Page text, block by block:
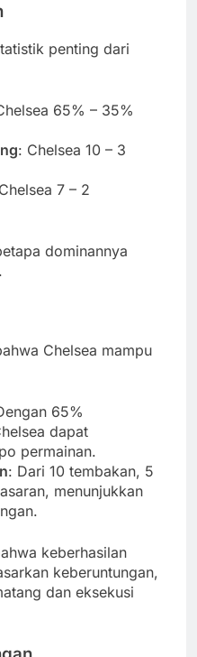
penting dari
65% – 35%
: Chelsea 10 – 3
7 – 2
dominannya
Chelsea mampu
65%
dapat
permainan.
: Dari 10 tembakan, 5
menunjukkan
keberhasilan
keberuntungan,
dan eksekusi